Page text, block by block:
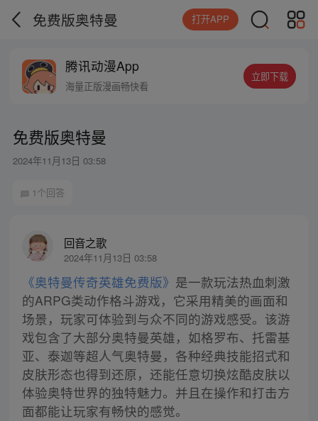
免费版奥特曼 打开APP
腾讯动漫App
海量正版漫画畅快看
立即下载
免费版奥特曼
2024年11月13日 03:58
1个回答
回音之歌
2024年11月13日 03:58
《奥特曼传奇英雄免费版》 是一款玩法热血刺激
的ARPG类动作格斗游戏，它采用精美的画面和
场景，玩家可体验到与众不同的游戏感受。该游
戏包含了大部分奥特曼英雄，如格罗布、托雷基
亚、泰迦等超人气奥特曼，各种经典技能招式和
皮肤形态也得到还原，还能任意切换炫酷皮肤以
体验奥特世界的独特魅力。并且在操作和打击方
面都能让玩家有畅快的感觉。